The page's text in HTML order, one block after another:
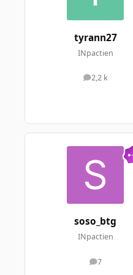
tyrann27
INpactien
2,2 k
messages
soso_btg
INpactien
7
messages